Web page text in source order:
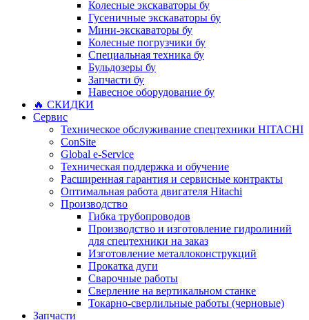
Колесные экскаваторы бу
Гусеничные экскаваторы бу
Мини-экскаваторы бу
Колесные погрузчики бу
Специальная техника бу
Бульдозеры бу
Запчасти бу
Навесное оборудование бу
🔥 СКИДКИ
Сервис
Техническое обслуживание спецтехники HITACHI
ConSite
Global e-Service
Техническая поддержка и обучение
Расширенная гарантия и сервисные контракты
Оптимальная работа двигателя Hitachi
Производство
Гибка трубопроводов
Производство и изготовление гидролиний
для спецтехники на заказ
Изготовление металлоконструкций
Прокатка дуги
Сварочные работы
Сверление на вертикальном станке
Токарно-сверлильные работы (черновые)
Запчасти